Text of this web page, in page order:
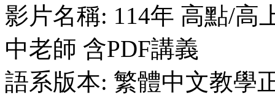
影片名稱: 114年 高點/高
中老師 含PDF講義
語系版本: 繁體中文教學